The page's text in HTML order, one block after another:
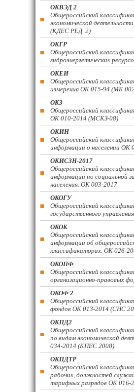
ОКВЭД 2
Общероссийский
экономической
(КДЕС РЕД. 2)
ОКГР
Общероссийский
гидроэнергетических
ОКЕИ
Общероссийский
измерения ОК 015-94 (МК
ОКЗ
Общероссийский
ОК 010-2014 (МСКЗ-08)
ОКИН
Общероссийский
информации о населении ОК
ОКИСЗН-2017
Общероссийский
информации по социальной
населения. ОК 003-2017
ОКОГУ
Общероссийский
государственного
ОКОК
Общероссийский
информации об
классификаторах. ОК 026-
ОКОПФ
Общероссийский
организационно-правовых
ОКОФ 2
Общероссийский
фондов ОК 013-2014 (СНС
ОКПД2
Общероссийский
по видам экономической
034-2014 (КПЕС 2008)
ОКПДТР
Общероссийский
рабочих, должностей
тарифных разрядов ОК 016-